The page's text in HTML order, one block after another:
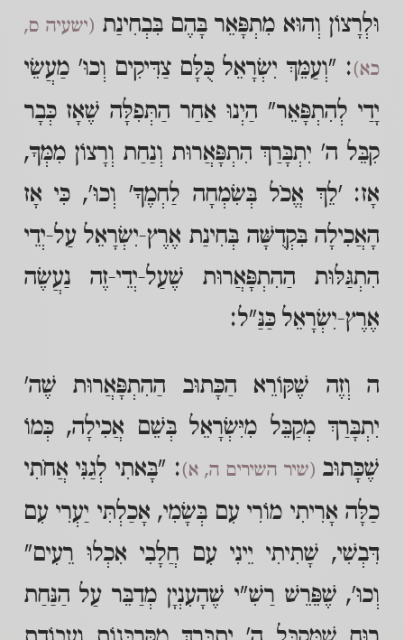
וּלְרָצוֹן וְהוּא מִתְפָּאֵר בָּהֶם בִּבְחִינַת (ישעיה ס,
כא): "וְעַמֵּךְ יִשְׂרָאֵל כֻּלָּם צַדִּיקִים וְכוּ' מַעֲשֵׂי
יָדַי לְהִתְפָּאֵר" הַיְנוּ אַחַר הַתְּפִלָּה שֶׁאָז כְּבָר
קִבֵּל ה' יִתְבָּרַךְ הִתְפָּאֲרוּת וְנַחַת וְרָצוֹן מִמְּךָ,
אָז: 'לֵךְ אֱכֹל בְּשִׂמְחָה לַחְמֶךָ' וְכוּ', כִּי אָז
הָאֲכִילָה בִּקְדֻשָּׁה בְּחִינַת אֶרֶץ-יִשְׂרָאֵל עַל-יְדֵי
הִתְגַּלּוּת הַהִתְפָּאֲרוּת שֶׁעַל-יְדֵי-זֶה נַעֲשֶׂה
אֶרֶץ-יִשְׂרָאֵל כַּנַּ"ל:
ה וְזֶה שֶׁקּוֹרֵא הַכָּתוּב הַהִתְפָּאֲרוּת שֶׁה'
יִתְבָּרַךְ מְקַבֵּל מִיִּשְׂרָאֵל בְּשֵׁם אֲכִילָה, כְּמוֹ
שֶׁכָּתוּב (שיר השירים ה, א): "בָּאתִי לְגַנִּי אֲחֹתִי
כַלָּה אָרִיתִי מוֹרִי עִם בְּשָׂמִי, אָכַלְתִּי יַעְרִי עִם
דִּבְשִׁי, שָׁתִיתִי יֵינִי עִם חֲלָבִי אִכְלוּ רֵעִים"
וְכוּ', שֶׁפֵּרֵשׁ רַשִׁ"י שֶׁהָעִנְיָן מְדַבֵּר עַל הַנַּחַת